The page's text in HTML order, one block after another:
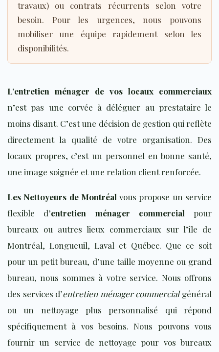
travaux) ou contrats récurrents selon votre
besoin. Pour les urgences, nous pouvons
mobiliser une équipe rapidement selon les
disponibilités.
L’entretien ménager de vos locaux commerciaux
n’est pas une corvée à déléguer au prestataire le
moins disant. C’est une décision de gestion qui reflète
directement la qualité de votre organisation. Des
locaux propres, c’est un personnel en bonne santé,
une image soignée et une relation client renforcée.
Les Nettoyeurs de Montréal vous propose un service
flexible d’entretien ménager commercial pour
bureaux ou autres lieux commerciaux sur l’île de
Montréal, Longueuil, Laval et Québec. Que ce soit
pour un petit bureau, d’une taille moyenne ou grand
bureau, nous sommes à votre service. Nous offrons
des services d’entretien ménager commercialgénéral
ou un nettoyage plus personnalisé qui répond
spécifiquement à vos besoins. Nous pouvons vous
fournir un service de nettoyage pour vos bureaux